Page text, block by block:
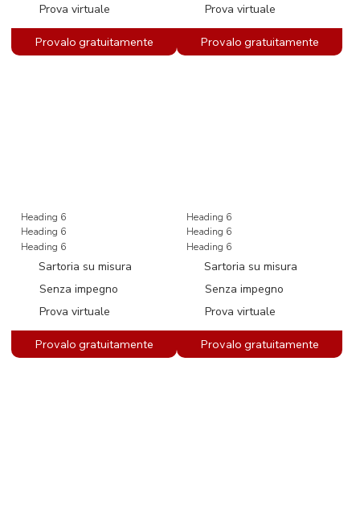
Prova virtuale Prova virtuale
Heading 6
Heading 6
Heading 6
Sartoria su misura
Senza impegno
Prova virtuale
Heading 6
Heading 6
Heading 6
Sartoria su misura
Senza impegno
Prova virtuale